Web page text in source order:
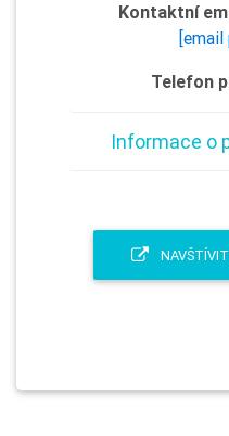
Kontaktní
Telefon
Informace o